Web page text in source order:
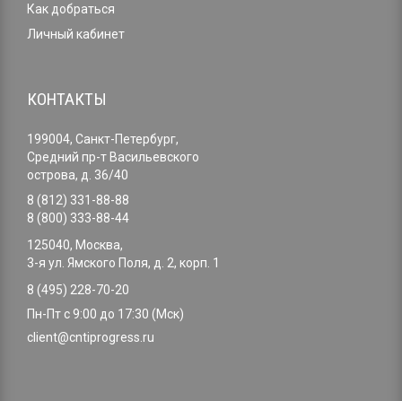
Как добраться
Личный кабинет
КОНТАКТЫ
199004, Санкт-Петербург,
Средний пр-т Васильевского
острова, д. 36/40
8 (812) 331-88-88
8 (800) 333-88-44
125040, Москва,
3-я ул. Ямского Поля, д. 2, корп. 1
8 (495) 228-70-20
Пн-Пт с 9:00 до 17:30 (Мск)
client@cntiprogress.ru